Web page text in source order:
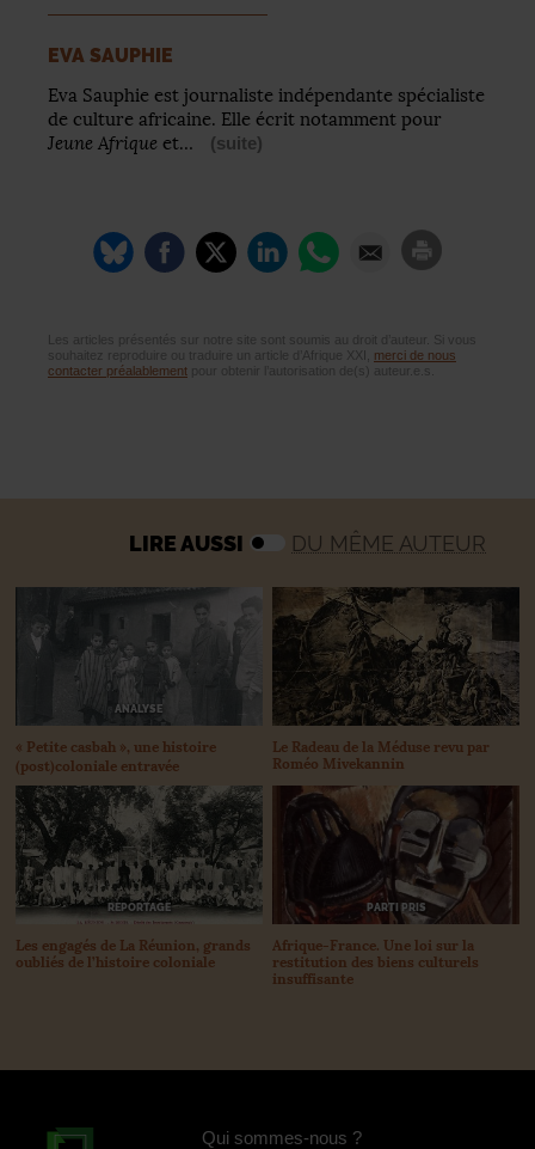
EVA SAUPHIE
Eva Sauphie est journaliste indépendante spécialiste
de culture africaine. Elle écrit notamment pour
Jeune Afrique et… (suite)
Les articles présentés sur notre site sont soumis au droit d’auteur. Si vous
souhaitez reproduire ou traduire un article d’Afrique XXI, merci de nous
contacter préalablement pour obtenir l’autorisation de(s) auteur.e.s.
LIRE AUSSI DU MÊME AUTEUR
ANALYSE
« Petite casbah », une histoire
(post)coloniale entravée
Le Radeau de la Méduse revu par
Roméo Mivekannin
REPORTAGE
Les engagés de La Réunion, grands
oubliés de l’histoire coloniale
PARTI PRIS
Afrique-France. Une loi sur la
restitution des biens culturels
insuffisante
Qui sommes-nous ?